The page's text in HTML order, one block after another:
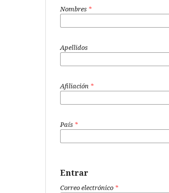
Nombres *
Apellidos
Afiliación *
País *
Entrar
Correo electrónico *